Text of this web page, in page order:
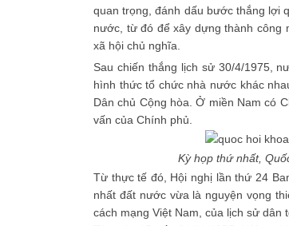
quan trọng, đánh dấu bước thắng lợi
nước, từ đó để xây dựng thành công
xã hội chủ nghĩa.
Sau chiến thắng lịch sử 30/4/1975,
hình thức tổ chức nhà nước khác
Dân chủ Cộng hòa. Ở miền Nam có
vấn của Chính phủ.
Kỳ họp thứ nhất,
Từ thực tế đó, Hội nghị lần thứ 24
nhất đất nước vừa là nguyện vọng
cách mạng Việt Nam, của lịch sử dân